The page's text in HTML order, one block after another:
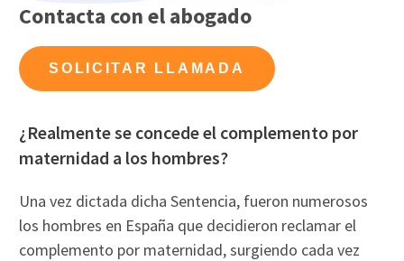
Contacta con el abogado
SOLICITAR LLAMADA
¿Realmente se concede el complemento por
maternidad a los hombres?
Una vez dictada dicha Sentencia, fueron numerosos
los hombres en España que decidieron reclamar el
complemento por maternidad, surgiendo cada vez